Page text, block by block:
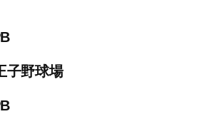
子野球場